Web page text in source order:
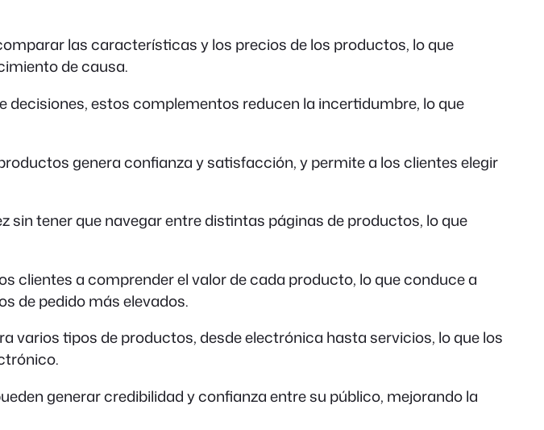
las características y los precios de los productos, lo que
de causa.
decisiones, estos complementos reducen la incertidumbre, lo que
genera confianza y satisfacción, y permite a los clientes elegir
sin tener que navegar entre distintas páginas de productos, lo que
clientes a comprender el valor de cada producto, lo que conduce a
de pedido más elevados.
varios tipos de productos, desde electrónica hasta servicios, lo que los
generar credibilidad y confianza entre su público, mejorando la